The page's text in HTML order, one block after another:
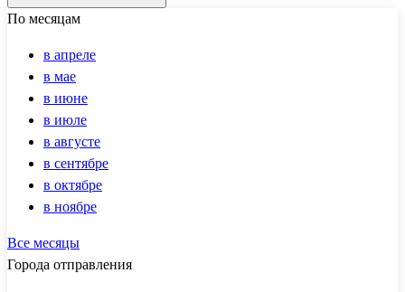
По месяцам
в апреле
в мае
в июне
в июле
в августе
в сентябре
в октябре
в ноябре
Все месяцы
Города отправления